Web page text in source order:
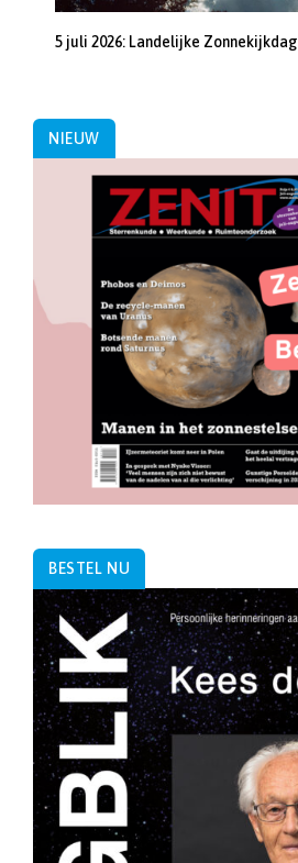
5 juli 2026: Landelijke Zonnekijkdag
NIEUW
BESTEL NU